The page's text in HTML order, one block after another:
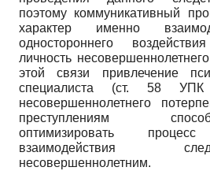
поэтому коммуникативный
характер именно
одностороннего
личность
этой связи привлечение
специалиста (ст. 58
несовершеннолетнего
преступлениям
оптимизировать процесс
взаимодействия
несовершеннолетним.